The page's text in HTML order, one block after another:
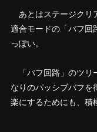
あとはステージクリ
適合モードの「バフ回
っぽい。
「バフ回路」のツリ
なりのパッシブバフを
楽にするためにも、積